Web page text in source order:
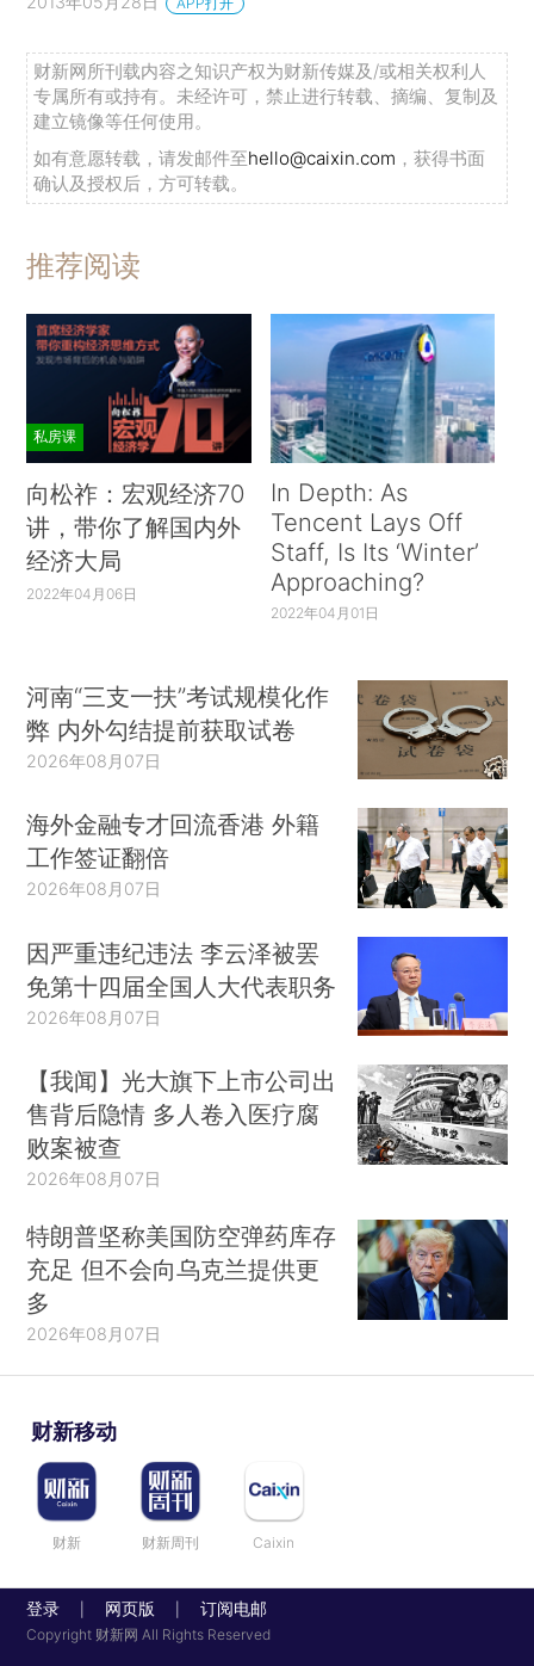
财新网所刊载内容之知识产权为财新传媒及/或相关权利人
专属所有或持有。未经许可，禁止进行转载、摘编、复制及
建立镜像等任何使用。
如有意愿转载，请发邮件至hello@caixin.com ，获得书面
确认及授权后，方可转载。
推荐阅读
私房课
向松祚：宏观经济70
讲，带你了解国内外
经济大局
2022年04月06日
In Depth: As
Tencent Lays Off
Staff, Is Its ‘Winter’
Approaching?
2022年04月01日
河南“三支一扶”考试规模化作
弊 内外勾结提前获取试卷
2026年08月07日
海外金融专才回流香港 外籍
工作签证翻倍
2026年08月07日
因严重违纪违法 李云泽被罢
免第十四届全国人大代表职务
2026年08月07日
【我闻】光大旗下上市公司出
售背后隐情 多人卷入医疗腐
败案被查
2026年08月07日
特朗普坚称美国防空弹药库存
充足 但不会向乌克兰提供更
多
2026年08月07日
财新移动
财新 财新周刊 Caixin
登录 网页版 订阅电邮
Copyright 财新网 All Rights Reserved